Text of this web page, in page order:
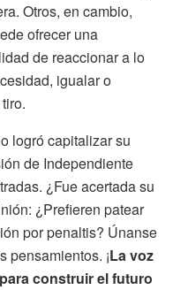
Otros, en cambio,
ofrecer una
de reaccionar a lo
igualar o
logró capitalizar su
de Independiente
¿Fue acertada su
¿Prefieren patear
por penaltis? Únanse
pensamientos. ¡La voz
construir el futuro